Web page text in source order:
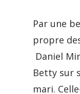
Par une
propre
Daniel
Betty sur
mari.